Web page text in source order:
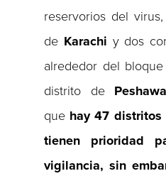
reservorios del
de Karachi y dos
alrededor del
distrito de
que hay 47 distritos
tienen prioridad
vigilancia, sin